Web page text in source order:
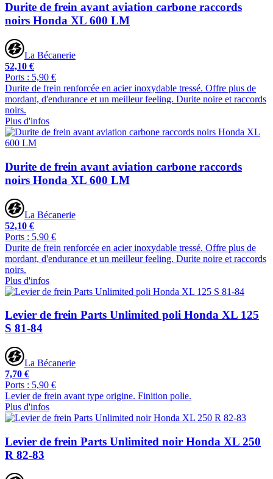
Durite de frein avant aviation carbone raccords
noirs Honda XL 600 LM
La Bécanerie
52,10 €
Ports : 5,90 €
Durite de frein renforcée en acier inoxydable tressé. Offre plus de
mordant, d'endurance et un meilleur feeling. Durite noire et raccords
noirs.
Plus d'infos
Durite de frein avant aviation carbone raccords
noirs Honda XL 600 LM
La Bécanerie
52,10 €
Ports : 5,90 €
Durite de frein renforcée en acier inoxydable tressé. Offre plus de
mordant, d'endurance et un meilleur feeling. Durite noire et raccords
noirs.
Plus d'infos
Levier de frein Parts Unlimited poli Honda XL 125
S 81-84
La Bécanerie
7,70 €
Ports : 5,90 €
Levier de frein avant type origine. Finition polie.
Plus d'infos
Levier de frein Parts Unlimited noir Honda XL 250
R 82-83